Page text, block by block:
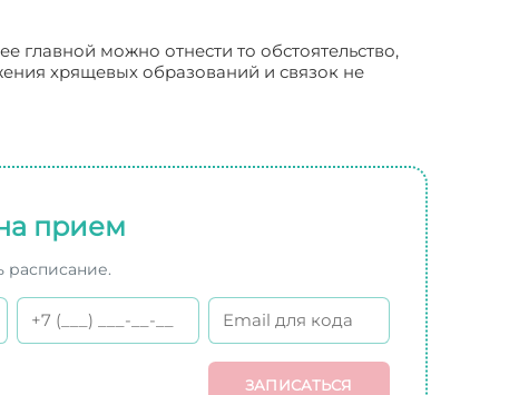
главной можно отнести то обстоятельство,
хрящевых образований и связок не
прием
расписание.
ЗАПИСАТЬСЯ